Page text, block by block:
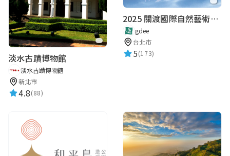
淡水古蹟博物館
淡水古蹟博物館
新北市
4.8(88)
2025 關渡國際自然藝術季 Guandu International Nature Art Festival
gdee
台北市
5(173)